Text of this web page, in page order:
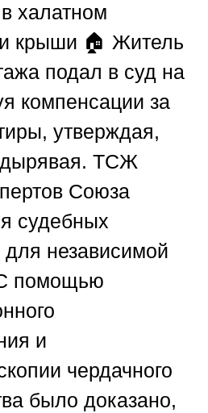
халатном
крыши 🏠 Житель
подал в суд на
компенсации за
утверждая,
ТСЖ
Союза
судебных
для независимой
помощью
и
чердачного
было доказано,